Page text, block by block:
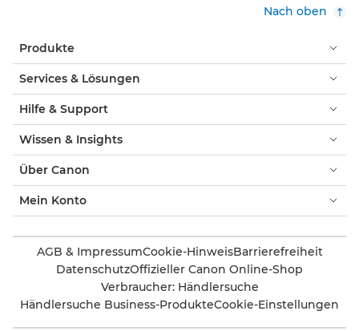
Nach oben
Produkte
Services & Lösungen
Hilfe & Support
Wissen & Insights
Über Canon
Mein Konto
AGB & ImpressumCookie-HinweisBarrierefreiheit
DatenschutzOffizieller Canon Online-Shop
Verbraucher: Händlersuche
Händlersuche Business-ProdukteCookie-Einstellungen